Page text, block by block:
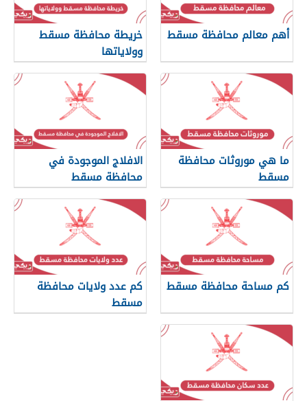
أهم معالم محافظة مسقط
خريطة محافظة مسقط
وولاياتها
ما هي موروثات محافظة
مسقط
الافلاج الموجودة في
محافظة مسقط
كم مساحة محافظة مسقط
كم عدد ولايات محافظة
مسقط